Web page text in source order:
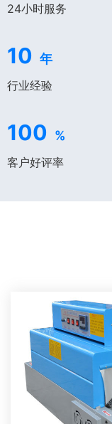
24小时服务
10 年
行业经验
100 %
客户好评率